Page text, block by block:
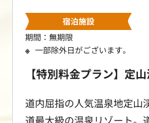
宿泊施設
期間：無期限
一部除外日がございます。
【特別料金プラン】定
道内屈指の人気温泉地定山